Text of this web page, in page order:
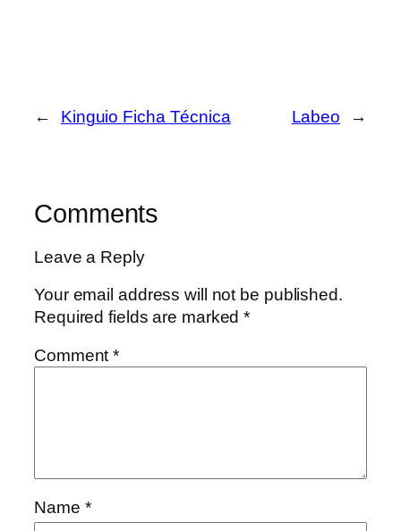
← Kinguio Ficha Técnica Labeo →
Comments
Leave a Reply
Your email address will not be published.
Required fields are marked*
Comment*
Name *